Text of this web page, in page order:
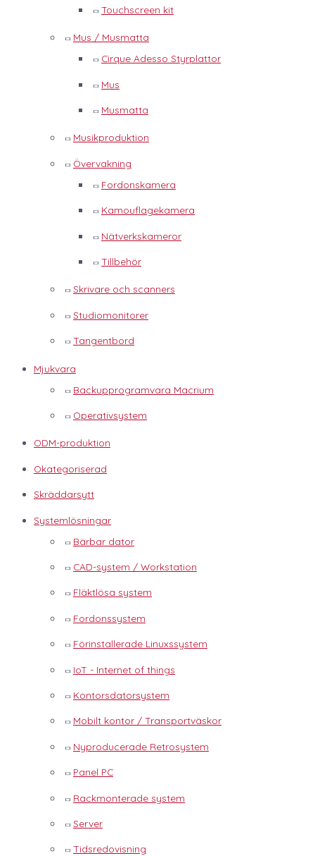
Touchscreen kit
Mus / Musmatta
Cirque Adesso Styrplattor
Mus
Musmatta
Musikproduktion
Övervakning
Fordonskamera
Kamouflagekamera
Nätverkskameror
Tillbehör
Skrivare och scanners
Studiomonitorer
Tangentbord
Mjukvara
Backupprogramvara Macrium
Operativsystem
ODM-produktion
Okategoriserad
Skräddarsytt
Systemlösningar
Bärbar dator
CAD-system / Workstation
Fläktlösa system
Fordonssystem
Förinstallerade Linuxssystem
IoT - Internet of things
Kontorsdatorsystem
Mobilt kontor / Transportväskor
Nyproducerade Retrosystem
Panel PC
Rackmonterade system
Server
Tidsredovisning